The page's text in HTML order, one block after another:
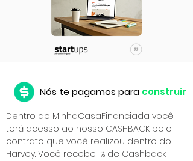
Nós te pagamos para construir
Dentro do MinhaCasaFinanciada você
terá acesso ao nosso CASHBACK pelo
contrato que você realizou dentro do
Harvey. Você recebe 1% de Cashback